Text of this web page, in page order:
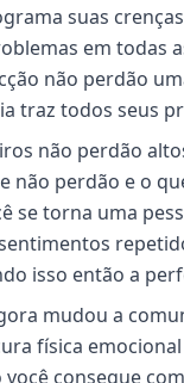
suas
em todas
não perdão
traz todos seus
não perdão
perdão e o
se torna uma
isso então a
mudou a
física
consegue